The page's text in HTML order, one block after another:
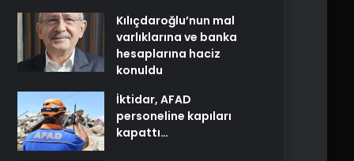
Kılıçdaroğlu’nun mal
varlıklarına ve banka
hesaplarına haciz
konuldu
İktidar, AFAD
personeline kapıları
kapattı…